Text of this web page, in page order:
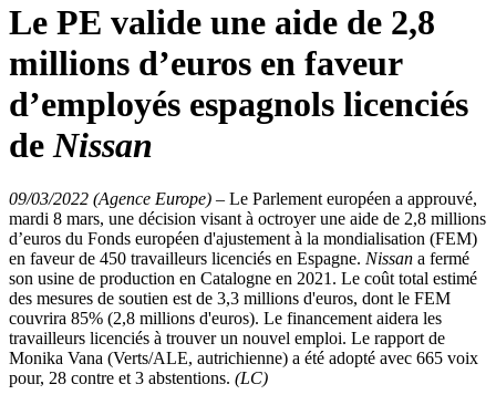
Le PE valide une aide de 2,8
millions d’euros en faveur
d’employés espagnols licenciés
de Nissan
09/03/2022 (Agence Europe) – Le Parlement européen a approuvé,
mardi 8 mars, une décision visant à octroyer une aide de 2,8 millions
d’euros du Fonds européen d'ajustement à la mondialisation (FEM)
en faveur de 450 travailleurs licenciés en Espagne. Nissan a fermé
son usine de production en Catalogne en 2021. Le coût total estimé
des mesures de soutien est de 3,3 millions d'euros, dont le FEM
couvrira 85% (2,8 millions d'euros). Le financement aidera les
travailleurs licenciés à trouver un nouvel emploi. Le rapport de
Monika Vana (Verts/ALE, autrichienne) a été adopté avec 665 voix
pour, 28 contre et 3 abstentions. (LC)